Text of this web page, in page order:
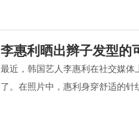
李惠利晒出辫子发型的
最近，韩国艺人李惠利在社交媒
了。在照片中，惠利身穿舒适的